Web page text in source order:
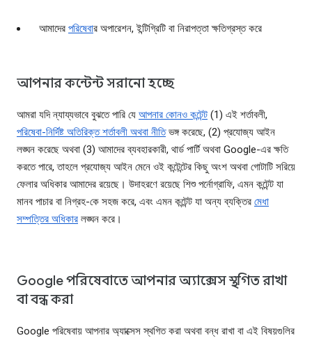
আমাদের পরিষেবার অপারেশন, ইন্টিগ্রিটি বা নিরাপত্তা ক্ষতিগ্রস্ত করে
আপনার কন্টেন্ট সরানো হচ্ছে
আমরা যদি ন্যায্যভাবে বুঝতে পারি যে আপনার কোনও কন্টেন্ট (1) এই শর্তাবলী,
পরিষেবা-নির্দিষ্ট অতিরিক্ত শর্তাবলী অথবা নীতিভঙ্গ করেছে, (2) প্রযোজ্য আইন
লঙ্ঘন করেছে অথবা (3) আমাদের ব্যবহারকারী, থার্ড পার্টি অথবা Google-এর ক্ষতি
করতে পারে, তাহলে প্রযোজ্য আইন মেনে ওই কন্টেন্টের কিছু অংশ অথবা গোটাটি সরিয়ে
ফেলার অধিকার আমাদের রয়েছে। উদাহরণে রয়েছে শিশু পর্নোগ্রাফি, এমন কন্টেন্ট যা
মানব পাচার বা নিগ্রহ-কে সহজ করে, এবং এমন কন্টেন্ট যা অন্য ব্যক্তির মেধা
সম্পত্তির অধিকার লঙ্ঘন করে।
Google পরিষেবাতে আপনার অ্যাক্সেস স্থগিত রাখা
বা বন্ধ করা
Google পরিষেবায় আপনার অ্যাক্সেস স্থগিত করা অথবা বন্ধ রাখা বা এই বিষয়গুলির